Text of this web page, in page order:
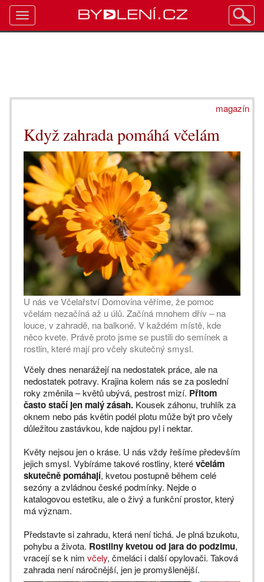
magazín
Když zahrada pomáhá včelám
U nás ve Včelařství Domovina věříme, že pomoc
včelám nezačíná až u úlů. Začíná mnohem dřív – na
louce, v zahradě, na balkoně. V každém místě, kde
něco kvete. Právě proto jsme se pustili do semínek a
rostlin, které mají pro včely skutečný smysl.
Včely dnes nenarážejí na nedostatek práce, ale na
nedostatek potravy. Krajina kolem nás se za poslední
roky změnila – květů ubývá, pestrost mizí. Přitom
často stačí jen malý zásah. Kousek záhonu, truhlík za
oknem nebo pás květin podél plotu může být pro včely
důležitou zastávkou, kde najdou pyl i nektar.
Květy nejsou jen o kráse. U nás vždy řešíme především
jejich smysl. Vybíráme takové rostliny, kterévčelám
skutečně pomáhají, kvetou postupně během celé
sezóny a zvládnou české podmínky. Nejde o
katalogovou estetiku, ale o živý a funkční prostor, který
má význam.
Představte si zahradu, která není tichá. Je plná bzukotu,
pohybu a života. Rostliny kvetou od jara do podzimu,
vracejí se k nim včely, čmeláci i další opylovači. Taková
zahrada není náročnější, jen je promyšlenější.
Toggle
navigation